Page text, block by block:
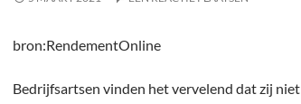
bron:RendementOnline
Bedrijfsartsen vinden het vervelend dat zij